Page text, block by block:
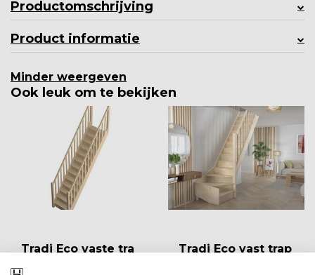
Productomschrijving
Product informatie
Minder weergeven
Ook leuk om te bekijken
Tradi Eco vaste tra
p recht vuren - 80
Tradi Eco vast trap